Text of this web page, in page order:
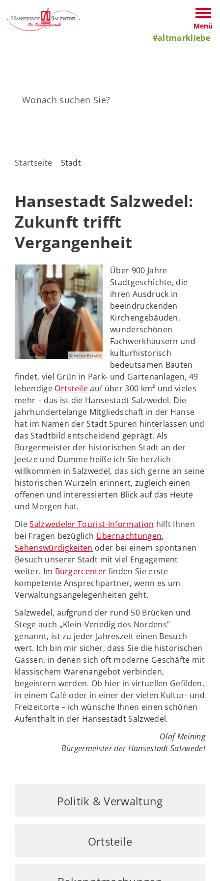
Menü
#altmarkliebe
Startseite Stadt
Hansestadt Salzwedel:
Zukunft trifft
Vergangenheit
© Selina Potratz
Über 900 Jahre
Stadtgeschichte, die
ihren Ausdruck in
beeindruckenden
Kirchengebäuden,
wunderschönen
Fachwerkhäusern und
kulturhistorisch
bedeutsamen Bauten
findet, viel Grün in Park- und Gartenanlagen, 49
lebendige Ortsteileauf über 300 km² und vieles
mehr – das ist die Hansestadt Salzwedel. Die
jahrhundertelange Mitgliedschaft in der Hanse
hat im Namen der Stadt Spuren hinterlassen und
das Stadtbild entscheidend geprägt. Als
Bürgermeister der historischen Stadt an der
Jeetze und Dumme heiße ich Sie herzlich
willkommen in Salzwedel, das sich gerne an seine
historischen Wurzeln erinnert, zugleich einen
offenen und interessierten Blick auf das Heute
und Morgen hat.
DieSalzwedeler Tourist-Information hilft Ihnen
bei Fragen bezüglich Übernachtungen,
Sehenswürdigkeiten oder bei einem spontanen
Besuch unserer Stadt mit viel Engagement
weiter. Im Bürgercenter finden Sie erste
kompetente Ansprechpartner, wenn es um
Verwaltungsangelegenheiten geht.
Salzwedel, aufgrund der rund 50 Brücken und
Stege auch „Klein-Venedig des Nordens“
genannt, ist zu jeder Jahreszeit einen Besuch
wert. Ich bin mir sicher, dass Sie die historischen
Gassen, in denen sich oft moderne Geschäfte mit
klassischem Warenangebot verbinden,
begeistern werden. Ob hier in virtuellen Gefilden,
in einem Café oder in einer der vielen Kultur- und
Freizeitorte – ich wünsche Ihnen einen schönen
Aufenthalt in der Hansestadt Salzwedel.
Olaf Meining
Bürgermeister der Hansestadt Salzwedel
Politik & Verwaltung
Ortsteile